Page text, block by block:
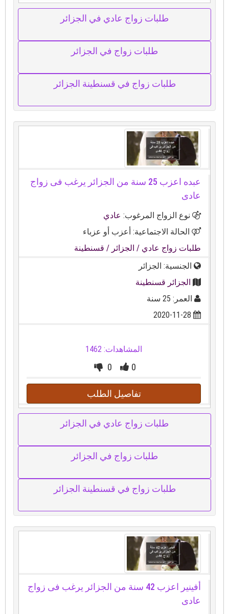
طلبات زواج عادي في الجزائر
طلبات زواج في الجزائر
طلبات زواج في قسنطينة الجزائر
عبده اعزب 25 سنة من الجزائر يرغب فى زواج
عادى
نوع الزواج المرغوب:عادي
الحالة الاجتماعية: أعزب أو عزباء
طلبات زواج عادي/ الجزائر / قسنطينة
الجنسية: الجزائر
الجزائر قسنطينة
العمر: 25 سنة
2020-11-28
المشاهدات: 1462
0
0
تفاصيل الطلب
طلبات زواج عادي في الجزائر
طلبات زواج في الجزائر
طلبات زواج في قسنطينة الجزائر
أفينير اعزب 42 سنة من الجزائر يرغب فى زواج
عادى